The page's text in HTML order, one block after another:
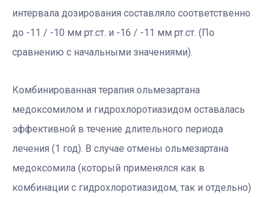
интервала дозирования составляло соответственно
до -11 / -10 мм рт.ст. и -16 / -11 мм рт.ст. (По
сравнению с начальными значениями).
Комбинированная терапия ольмезартана
медоксомилом и гидрохлоротиазидом оставалась
эффективной в течение длительного периода
лечения (1 год). В случае отмены ольмезартана
медоксомила (который применялся как в
комбинации с гидрохлоротиазидом, так и отдельно)